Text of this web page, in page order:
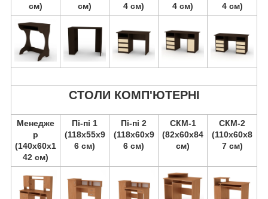
см)
см)
4 см)
4 см)
4 см)
СТОЛИ КОМП'ЮТЕРНІ
Менедже
р
(140х60х1
42 см)
Пі-пі 1
(118х55х9
6 см)
Пі-пі 2
(118х60х9
6 см)
СКМ-1
(82х60х84
см)
СКМ-2
(110х60х8
7 см)